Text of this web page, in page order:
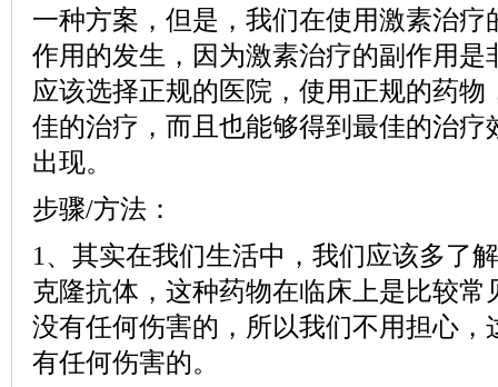
一种方案，但是，我们在使用激素治疗
作用的发生，因为激素治疗的副作用是
应该选择正规的医院，使用正规的药物
佳的治疗，而且也能够得到最佳的治疗
出现。
步骤/方法：
1、其实在我们生活中，我们应该多了
克隆抗体，这种药物在临床上是比较常
没有任何伤害的，所以我们不用担心，
有任何伤害的。